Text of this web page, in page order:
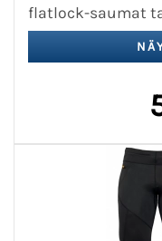
flatlock-saumat